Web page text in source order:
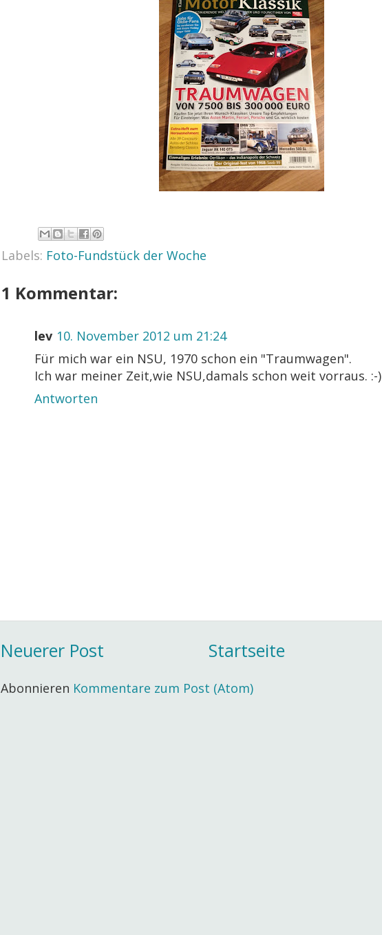
Labels: Foto-Fundstück der Woche
1 Kommentar:
lev 10. November 2012 um 21:24
Für mich war ein NSU, 1970 schon ein "Traumwagen".
Ich war meiner Zeit,wie NSU,damals schon weit vorraus. :-)
Antworten
Neuerer Post Startseite
Abonnieren Kommentare zum Post (Atom)